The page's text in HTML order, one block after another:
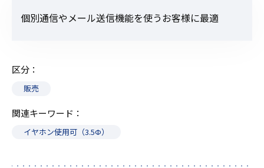
個別通信やメール送信機能を使うお客様に最適
区分
販売
関連キーワード
イヤホン使用可（3.5Ф）